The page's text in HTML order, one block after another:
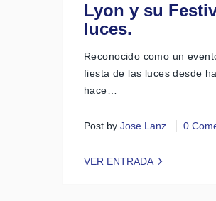
Lyon y su
luces.
Reconocido como un
fiesta de las luces desde
hace…
Post by Jose Lanz 0
VER ENTRADA